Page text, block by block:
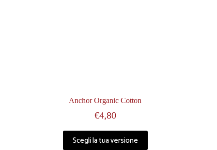
Anchor Organic Cotton
€4,80
Scegli la tua versione